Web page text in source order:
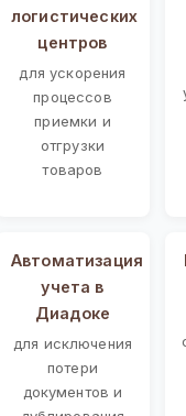
логистических
центров
для ускорения
процессов
приемки и
отгрузки
товаров
Автоматизация
учета в
Диадоке
для исключения
потери
документов и